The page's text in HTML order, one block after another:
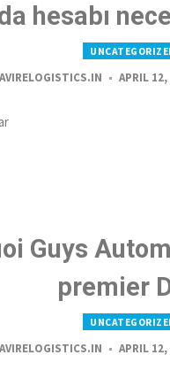
hesabı
APRIL
Guys
premier
APRIL